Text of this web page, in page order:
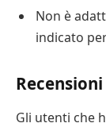
Non è
indicato
Gli utenti che